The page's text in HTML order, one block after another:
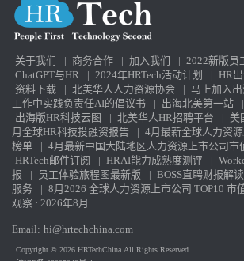
关于我们 | 商务合作 | 加入我们 | 2022新版员
ChatGPT与HR
| 2024年HRTech活动计划 | HR
资料下载
| 北美华人人力资源协会 | 马上加入
工作中实践负责任AI的倡议书
| 出海北美第一站 |
出海版HR科技云图
| 北美华人HR招聘平台 | 美
月全球HR科技投融资报告
| 4月最新全球人力资
榜单
| 4月最新中国大陆地区人力资源上市公司市
HRTech邮件订阅
| HRAI能力成熟度测评 |
报
| 员工体验旅程图最新版 | BOSS直聘财报解读
服务
| 8月2026 全球人力资源上市公司 TOP10 市
观察 · 2026年8月
Email: hi@hrtechchina.com
Copyright © 2026 HRTechChina.All Rights Reserved.